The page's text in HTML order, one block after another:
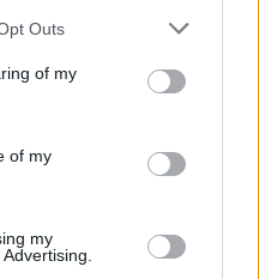
Outs
of my
of my
my
|Esim for Greece|